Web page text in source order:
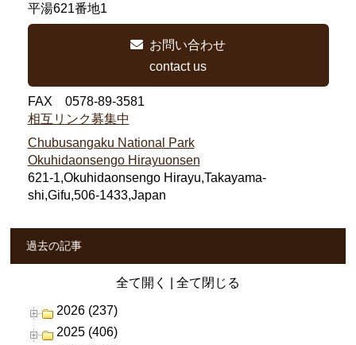
平湯621番地1
お問い合わせ
contact us
FAX 0578-89-3581
相互リンク募集中
Chubusangaku National Park
Okuhidaonsengo Hirayuonsen
621-1,Okuhidaonsengo Hirayu,Takayama-
shi,Gifu,506-1433,Japan
過去の記事
全て開く 全て閉じる
2026 (237)
2025 (406)